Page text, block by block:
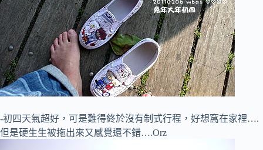
-初四天氣超好，可是難得終於沒有制式行程，好想窩在家裡….
但是硬生生被拖出來又感覺還不錯….Orz